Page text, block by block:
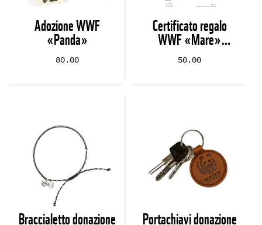
Adozione WWF
«Panda»
80.00
Certificato regalo
WWF «Mare»
(digitale)
50.00
Braccialetto donazione Portachiavi donazione